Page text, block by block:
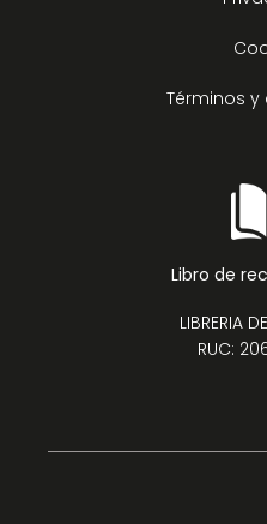
Términos
Libro de
LIBRERIA
RUC: